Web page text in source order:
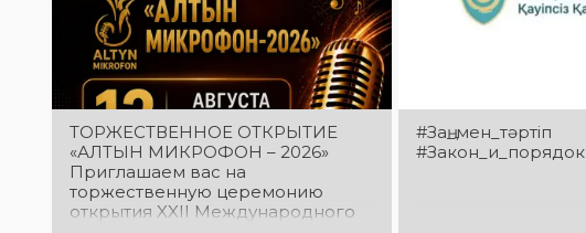
ТОРЖЕСТВЕННОЕ ОТКРЫТИЕ
«АЛТЫН МИКРОФОН – 2026»
Приглашаем вас на
торжественную церемонию
открытия XXII Международного
#Заң_мен_тәртіп
#Закон_и_порядок